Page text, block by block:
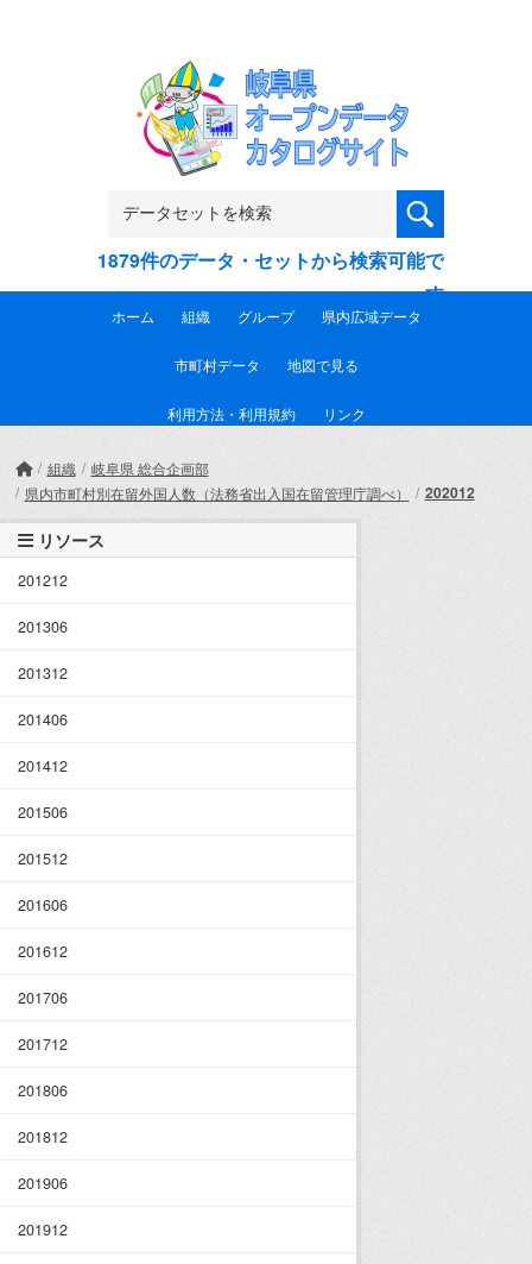
1879件のデータ・セットから検索可能で
す
ホーム 組織 グループ 県内広域データ
市町村データ 地図で見る
利用方法・利用規約 リンク
組織
岐阜県 総合企画部
県内市町村別在留外国人数（法務省出入国在留管理庁調べ）
202012
リソース
201212
201306
201312
201406
201412
201506
201512
201606
201612
201706
201712
201806
201812
201906
201912